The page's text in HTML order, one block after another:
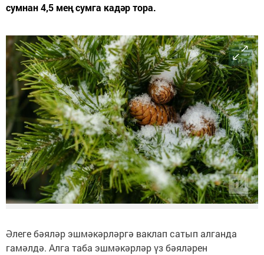
сумнан 4,5 мең сумга кадәр тора.
Әлеге бәяләр эшмәкәрләргә ваклап сатып алганда
гамәлдә. Алга таба эшмәкәрләр үз бәяләрен